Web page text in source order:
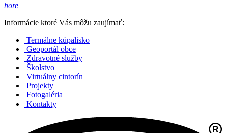
hore
Informácie ktoré Vás môžu zaujímať:
Termálne kúpalisko
Geoportál obce
Zdravotné služby
Školstvo
Virtuálny cintorín
Projekty
Fotogaléria
Kontakty